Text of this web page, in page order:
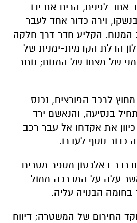
לפנים, הרים את ידו
וירה כדור אחד לעבר
המנוח. הקליע חדר דרך חלקה
הדלת הקדמית-ימנית של
של מצחו של המנוח; נותר
לרכב הפורצים, נכנס
בנסיעה, והנאשם ירד
את אקדחו אל עבר רכב
כדור נוסף לעברו.
באלכסון מספר מטרים
עלה על המדרכה ממול
הבנויה עליה.
החירום של המשטרה; דיווח